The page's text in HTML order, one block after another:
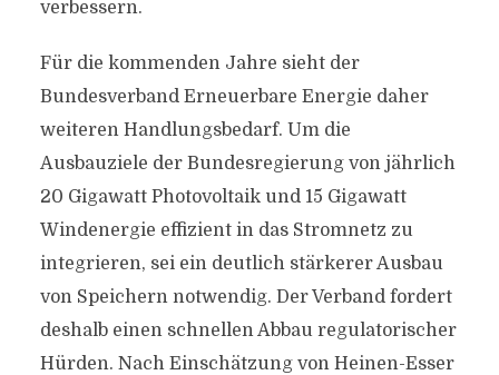
verbessern.
Für die kommenden Jahre sieht der
Bundesverband Erneuerbare Energie daher
weiteren Handlungsbedarf. Um die
Ausbauziele der Bundesregierung von jährlich
20 Gigawatt Photovoltaik und 15 Gigawatt
Windenergie effizient in das Stromnetz zu
integrieren, sei ein deutlich stärkerer Ausbau
von Speichern notwendig. Der Verband fordert
deshalb einen schnellen Abbau regulatorischer
Hürden. Nach Einschätzung von Heinen-Esser